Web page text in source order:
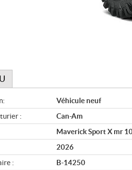
Véhicule neuf
:
Can-Am
Maverick Sport X mr
2026
:
B-14250